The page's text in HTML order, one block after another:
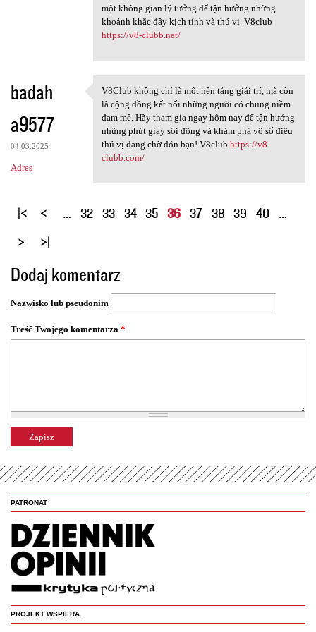
một không gian lý tưởng để tận hưởng những
khoảnh khắc đầy kịch tính và thú vị. V8club
https://v8-clubb.net/
badah
a9577
04.03.2025
Adres
V8Club không chỉ là một nền
V8Club không chỉ là một nền tảng giải trí, mà còn
là cộng đồng kết nối những người có chung niềm
đam mê. Hãy tham gia ngay hôm nay để tận hưởng
những phút giây sôi động và khám phá vô số điều
thú vị đang chờ đón bạn! V8club https://v8-
clubb.com/
S
o
n
y
… 32 33 34 35 36 37 38 39 40 …
Dodaj komentarz
Nazwisko lub pseudonim
Treść Twojego komentarza *
PATRONAT
PROJEKT WSPIERA